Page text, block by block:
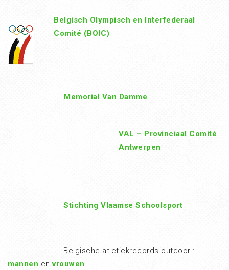
Belgisch Olympisch en Interfederaal
Comité (BOIC)
Memorial Van Damme
VAL – Provinciaal Comité
Antwerpen
Stichting Vlaamse Schoolsport
Belgische atletiekrecords outdoor :
mannen envrouwen.